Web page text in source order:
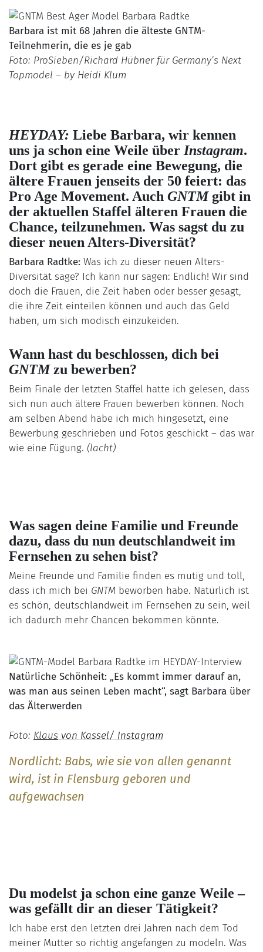
Barbara ist mit 68 Jahren die älteste GNTM-
Teilnehmerin, die es je gab
Foto: ProSieben/Richard Hübner für Germany’s Next
Topmodel – by Heidi Klum
HEYDAY: Liebe Barbara, wir kennen
uns ja schon eine Weile über Instagram.
Dort gibt es gerade eine Bewegung, die
ältere Frauen jenseits der 50 feiert: das
Pro Age Movement. Auch GNTMgibt in
der aktuellen Staffel älteren Frauen die
Chance, teilzunehmen. Was sagst du zu
dieser neuen Alters-Diversität?
Barbara Radtke: Was ich zu dieser neuen Alters-
Diversität sage? Ich kann nur sagen: Endlich! Wir sind
doch die Frauen, die Zeit haben oder besser gesagt,
die ihre Zeit einteilen können und auch das Geld
haben, um sich modisch einzukeiden.
Wann hast du beschlossen, dich bei
GNTMzu bewerben?
Beim Finale der letzten Staffel hatte ich gelesen, dass
sich nun auch ältere Frauen bewerben können. Noch
am selben Abend habe ich mich hingesetzt, eine
Bewerbung geschrieben und Fotos geschickt – das war
wie eine Fügung. (lacht)
Was sagen deine Familie und Freunde
dazu, dass du nun deutschlandweit im
Fernsehen zu sehen bist?
Meine Freunde und Familie finden es mutig und toll,
dass ich mich bei GNTM beworben habe. Natürlich ist
es schön, deutschlandweit im Fernsehen zu sein, weil
ich dadurch mehr Chancen bekommen könnte.
Natürliche Schönheit: „Es kommt immer darauf an,
was man aus seinen Leben macht“, sagt Barbara über
das Älterwerden
Foto: Klaus von Kassel/ Instagram
Nordlicht: Babs, wie sie von allen genannt
wird, ist in Flensburg geboren und
aufgewachsen
Du modelst ja schon eine ganze Weile –
was gefällt dir an dieser Tätigkeit?
Ich habe erst den letzten drei Jahren nach dem Tod
meiner Mutter so richtig angefangen zu modeln. Was